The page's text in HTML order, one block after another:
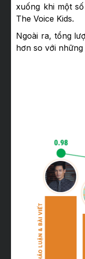
xuống khi một
The Voice Kids.
Ngoài ra, tổng
hơn so với